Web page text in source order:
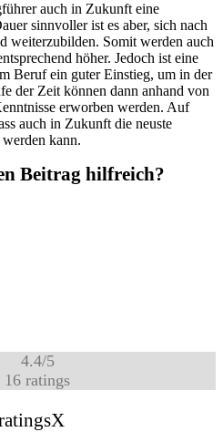
auch in Zukunft eine
sinnvoller ist es aber, sich nach
weiterzubilden. Somit werden auch
höher. Jedoch ist eine
Beruf ein guter Einstieg, um in der
der Zeit können dann anhand von
erworben werden. Auf
auch in Zukunft die neuste
kann.
Beitrag hilfreich?
4.4/5
16 ratings
X